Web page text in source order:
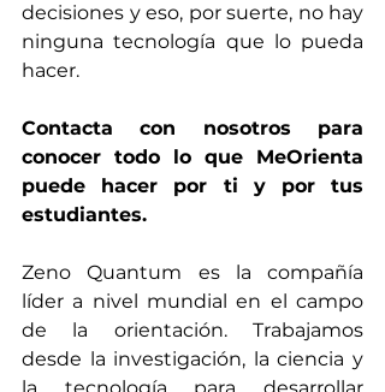
decisiones y eso, por suerte, no hay
ninguna tecnología que lo pueda
hacer.
Contacta con nosotros para
conocer todo lo que MeOrienta
puede hacer por ti y por tus
estudiantes.
Zeno Quantum es la compañía
líder a nivel mundial en el campo
de la orientación. Trabajamos
desde la investigación, la ciencia y